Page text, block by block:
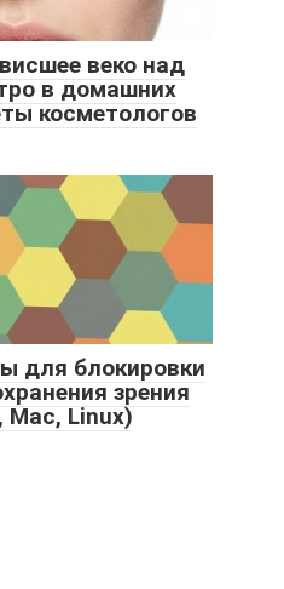
веко над
в домашних
косметологов
для блокировки
зрения
Mac, Linux)